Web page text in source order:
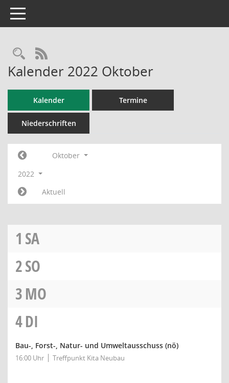
Toggle navigation
RSS-Feed
Kalender 2022 Oktober
Kalender Termine
Niederschriften
Oktober
2022
Aktuell
1 SA
2SO
3MO
4DI
Bau-, Forst-, Natur- und Umweltausschuss (nö)
16:00 Uhr Treffpunkt Kita Neubau